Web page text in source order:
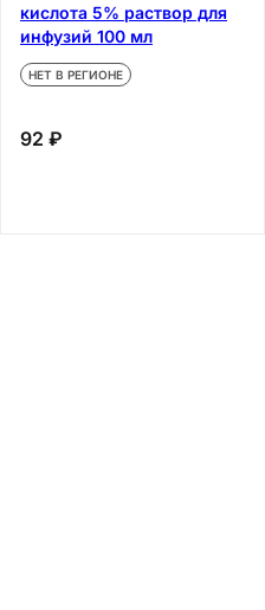
кислота 5% раствор для
инфузий 100 мл
НЕТ В РЕГИОНЕ
92 ₽